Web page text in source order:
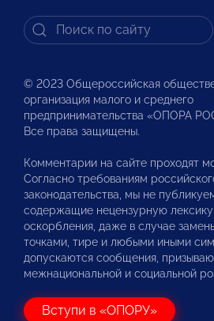
© 2023 Общероссийская
организация малого и среднего
предпринимательства «ОПОРА
Все права защищены.
Комментарии на сайте проходят
Согласно требованиям
законодательства, мы не
содержащие нецензурную
оскорбления, даже в случае
точками, тире и любыми иными
допускаются сообщения,
межнациональной и социальной
Вступи в «ОПОРУ»